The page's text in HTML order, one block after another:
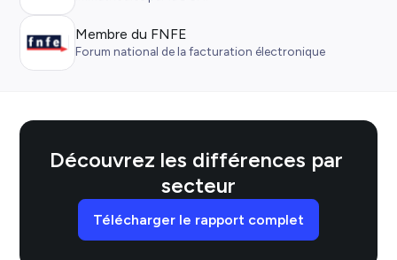
Membre du FNFE
Forum national de la facturation électronique
Découvrez les différences par
secteur
Télécharger le rapport complet